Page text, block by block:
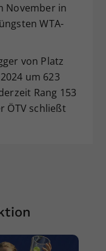
November in
WTA-
von Platz
um 623
Rang 153
ÖTV schließt